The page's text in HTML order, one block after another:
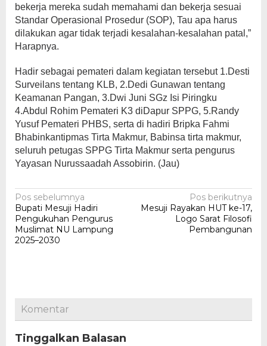
bekerja mereka sudah memahami dan bekerja sesuai
Standar Operasional Prosedur (SOP), Tau apa harus
dilakukan agar tidak terjadi kesalahan-kesalahan patal,”
Harapnya.
Hadir sebagai pemateri dalam kegiatan tersebut 1.Desti
Surveilans tentang KLB, 2.Dedi Gunawan tentang
Keamanan Pangan, 3.Dwi Juni SGz Isi Piringku
4.Abdul Rohim Pemateri K3 diDapur SPPG, 5.Randy
Yusuf Pemateri PHBS, serta di hadiri Bripka Fahmi
Bhabinkantipmas Tirta Makmur, Babinsa tirta makmur,
seluruh petugas SPPG Tirta Makmur serta pengurus
Yayasan Nurussaadah Assobirin. (Jau)
Navigasi
pos
Pos sebelumnya
Bupati Mesuji Hadiri
Pengukuhan Pengurus
Muslimat NU Lampung
2025–2030
Pos berikutnya
Mesuji Rayakan HUT ke-17,
Logo Sarat Filosofi
Pembangunan
Komentar
Tinggalkan Balasan